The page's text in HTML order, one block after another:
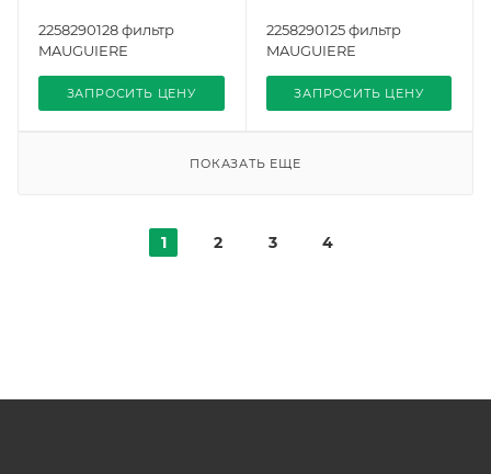
2258290128 фильтр
MAUGUIERE
ЗАПРОСИТЬ ЦЕНУ
2258290125 фильтр
MAUGUIERE
ЗАПРОСИТЬ ЦЕНУ
ПОКАЗАТЬ ЕЩЕ
1 2 3 4